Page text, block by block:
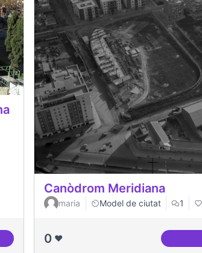
del canodrom meridiana funcional
Canòdrom Meridiana
maria Model de ciutat 1
0 ❤️